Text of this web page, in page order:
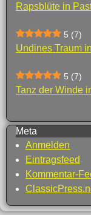
Rapsblüte in
5 (7)
Undines Traum
5 (7)
Tanz der Winde
Meta
Anmelden
Eintragsfeed
Kommentar-